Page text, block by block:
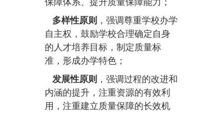
保障体系、提升质量保障能力；
多样性原则 ，强调尊重学校办学
自主权，鼓励学校合理确定自身
的人才培养目标，制定质量标
准，形成办学特色；
发展性原则 ，强调过程的改进和
内涵的提升，注重资源的有效利
用，注重建立质量保障的长效机